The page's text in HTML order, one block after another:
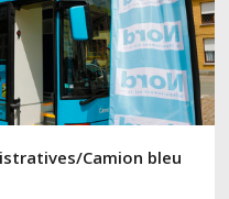
Camion bleu